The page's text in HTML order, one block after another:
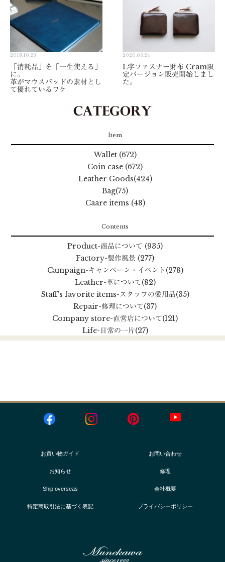
2018.10.23
「消耗品」を「一生使える」
に。
革がマウスパッドの素材とし
て優れているワケ
2020.03.24
L字ファスナー財布 Cram限
定バージョン販売開始しまし
た。
Item
Wallet (672)
Coin case (672)
Leather Goods(424)
Bag(75)
Caare items (48)
Contents
Product-商品について (935)
Factory-製作風景 (277)
Campaign-キャンペーン・イベント (278)
Leather-革について(82)
Staff's favorite items-スタッフの愛用品(35)
Repair-修理について(37)
Company store-直営店について(121)
Life-日常の一片(27)
お買い物ガイド お問い合わせ
お知らせ 修理
Ship overseas 会社概要
特定商取引法に基づく表記 プライバシーポリシー